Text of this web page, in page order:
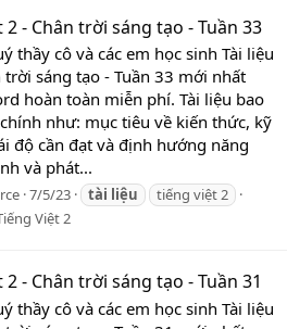
2 - Chân trời sáng tạo - Tuần 33
thầy cô và các em học sinh Tài liệu
trời sáng tạo - Tuần 33 mới nhất
hoàn toàn miễn phí. Tài liệu bao
như: mục tiêu về kiến thức, kỹ
độ cần đạt và định hướng năng
và phát...
7/5/23 tài liệu
tiếng việt 2
Việt 2
2 - Chân trời sáng tạo - Tuần 31
thầy cô và các em học sinh Tài liệu